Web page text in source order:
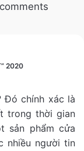
2020
Đó chính xác là
trong thời gian
sản phẩm cửa
nhiều người tin